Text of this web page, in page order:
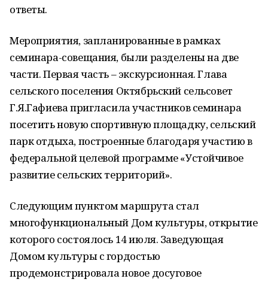
ответы.
Мероприятия, запланированные в рамках
семинара-совещания, были разделены на две
части. Первая часть – экскурсионная. Глава
сельского поселения Октябрьский сельсовет
Г.Я.Гафиева пригласила участников семинара
посетить новую спортивную площадку, сельский
парк отдыха, построенные благодаря участию в
федеральной целевой программе «Устойчивое
развитие сельских территорий».
Следующим пунктом маршрута стал
многофункциональный Дом культуры, открытие
которого состоялось 14 июля. Заведующая
Домом культуры с гордостью
продемонстрировала новое досуговое